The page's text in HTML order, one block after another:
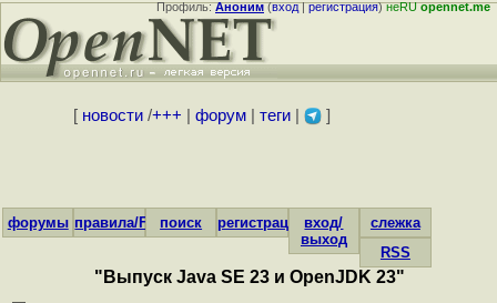
Профиль:Аноним(вход|регистрация)неRUopennet.me
[ новости/+++ форум| теги| ]
форумы правила/FAQпоиск регистрациявход/
выход
слежка
RSS
"Выпуск Java SE 23 и OpenJDK 23"